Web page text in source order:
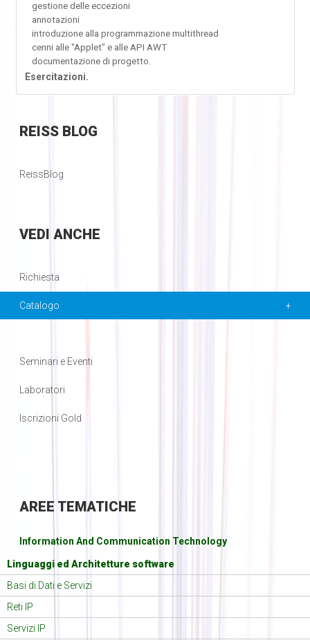
gestione delle eccezioni
annotazioni
introduzione alla programmazione multithread
cenni alle "Applet" e alle API AWT
documentazione di progetto.
Esercitazioni.
REISSBLOG
ReissBlog
VEDI ANCHE
Richiesta
Catalogo
Seminari e Eventi
Laboratori
Iscrizioni Gold
AREE TEMATICHE
Information And Communication Technology
Linguaggi ed Architetture software
Basi di Dati e Servizi
Reti IP
Servizi IP